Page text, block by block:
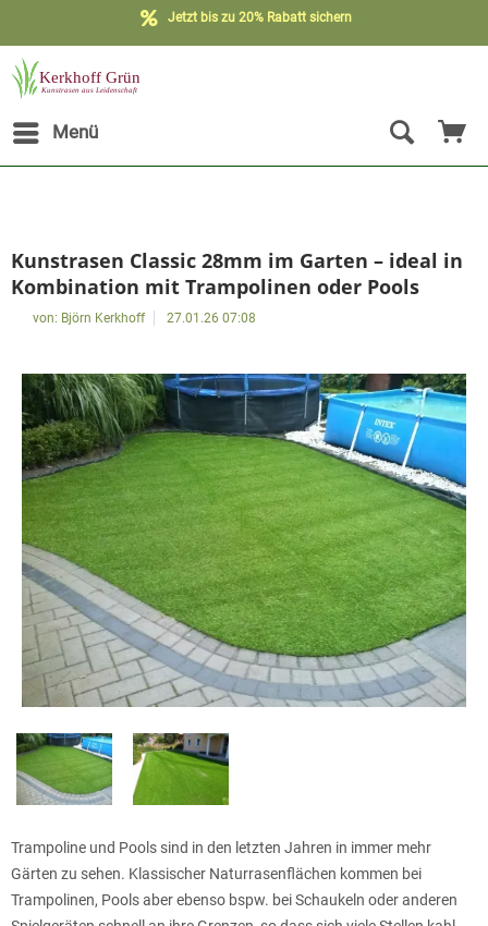
Jetzt bis zu 20% Rabatt sichern
Kostenloser Versand möglich**
Menü
Kunstrasen Classic 28mm im Garten – ideal in
Kombination mit Trampolinen oder Pools
von: Björn Kerkhoff 27.01.26 07:08
Trampoline und Pools sind in den letzten Jahren in immer mehr
Gärten zu sehen. Klassischer Naturrasenflächen kommen bei
Trampolinen, Pools aber ebenso bspw. bei Schaukeln oder anderen